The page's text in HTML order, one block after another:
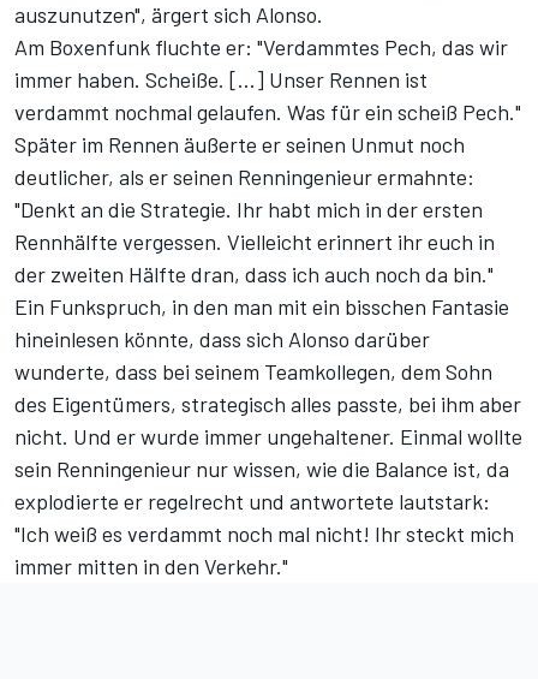
auszunutzen", ärgert sich Alonso.
Am Boxenfunk fluchte er: "Verdammtes Pech, das wir
immer haben. Scheiße. [...] Unser Rennen ist
verdammt nochmal gelaufen. Was für ein scheiß Pech."
Später im Rennen äußerte er seinen Unmut noch
deutlicher, als er seinen Renningenieur ermahnte:
"Denkt an die Strategie. Ihr habt mich in der ersten
Rennhälfte vergessen. Vielleicht erinnert ihr euch in
der zweiten Hälfte dran, dass ich auch noch da bin."
Ein Funkspruch, in den man mit ein bisschen Fantasie
hineinlesen könnte, dass sich Alonso darüber
wunderte, dass bei seinem Teamkollegen, dem Sohn
des Eigentümers, strategisch alles passte, bei ihm aber
nicht. Und er wurde immer ungehaltener. Einmal wollte
sein Renningenieur nur wissen, wie die Balance ist, da
explodierte er regelrecht und antwortete lautstark:
"Ich weiß es verdammt noch mal nicht! Ihr steckt mich
immer mitten in den Verkehr."